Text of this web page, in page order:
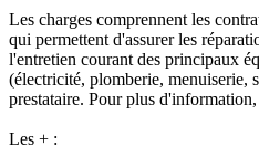
Les charges comprennent les
qui permettent d'assurer les
l'entretien courant des principaux
(électricité, plomberie, menuiserie,
prestataire. Pour plus
Les + :